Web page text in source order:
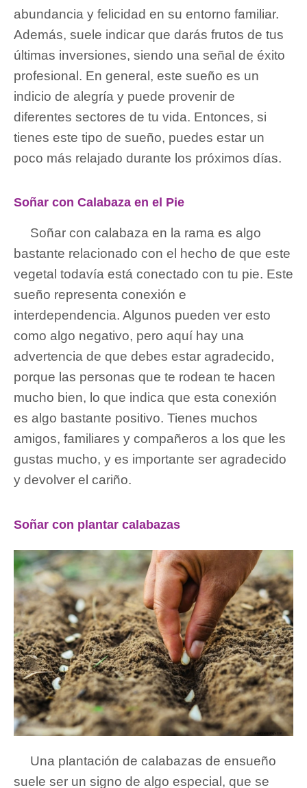
abundancia y felicidad en su entorno familiar.
Además, suele indicar que darás frutos de tus
últimas inversiones, siendo una señal de éxito
profesional. En general, este sueño es un
indicio de alegría y puede provenir de
diferentes sectores de tu vida. Entonces, si
tienes este tipo de sueño, puedes estar un
poco más relajado durante los próximos días.
Soñar con Calabaza en el Pie
Soñar con calabaza en la rama es algo
bastante relacionado con el hecho de que este
vegetal todavía está conectado con tu pie. Este
sueño representa conexión e
interdependencia. Algunos pueden ver esto
como algo negativo, pero aquí hay una
advertencia de que debes estar agradecido,
porque las personas que te rodean te hacen
mucho bien, lo que indica que esta conexión
es algo bastante positivo. Tienes muchos
amigos, familiares y compañeros a los que les
gustas mucho, y es importante ser agradecido
y devolver el cariño.
Soñar con plantar calabazas
Una plantación de calabazas de ensueño
suele ser un signo de algo especial, que se